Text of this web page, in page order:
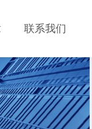
联系我们